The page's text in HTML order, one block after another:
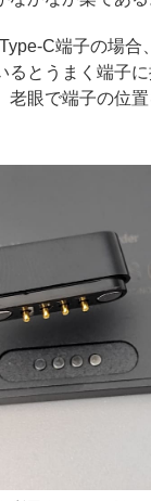
C端子の場合
るとうまく端子
老眼で端子の位